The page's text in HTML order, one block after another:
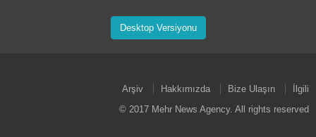
Desktop Versiyonu
Arşiv Hakkımızda Bize Ulaşın
İlgili
© 2017 Mehr News Agency. All rights reserved